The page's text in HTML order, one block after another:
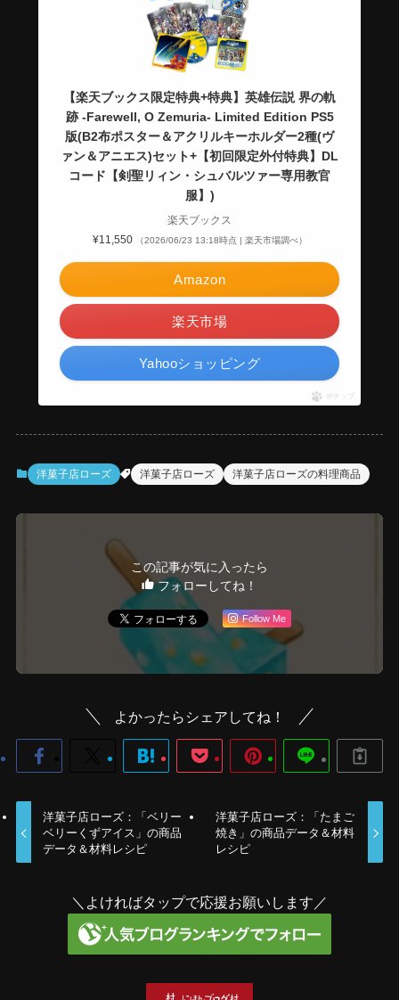
【楽天ブックス限定特典+特典】英雄伝説 界の軌
跡 -Farewell, O Zemuria- Limited Edition PS5
版(B2布ポスター＆アクリルキーホルダー2種(ヴ
ァン＆アニエス)セット+【初回限定外付特典】DL
コード【剣聖リィン・シュバルツァー専用教官
服】)
楽天ブックス
¥11,550
（2026/06/23 13:18時点 | 楽天市場調べ）
Amazon
楽天市場
Yahooショッピング
ポチップ
洋菓子店ローズ 洋菓子店ローズ 洋菓子店ローズの料理商品
この記事が気に入ったら
フォローしてね！
Follow Me
よかったらシェアしてね！
洋菓子店ローズ：「ベリー
ベリーくずアイス」の商品
データ＆材料レシピ
洋菓子店ローズ：「たまご
焼き」の商品データ＆材料
レシピ
＼よければタップで応援お願いします／